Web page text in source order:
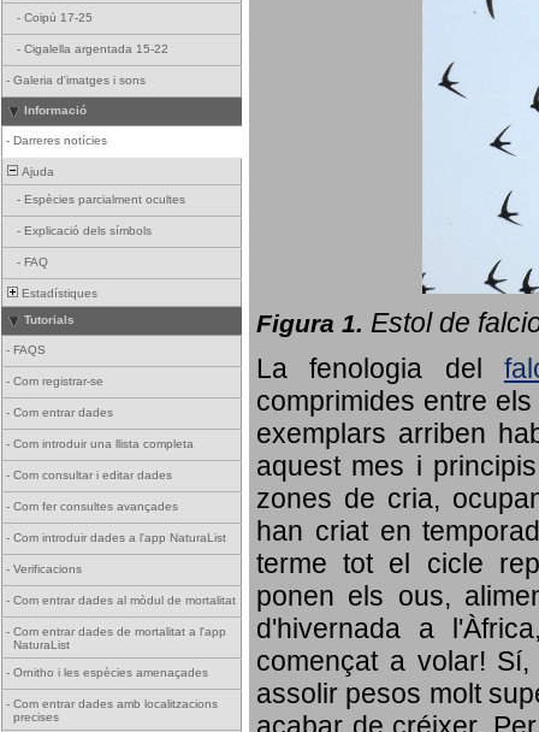
- Coipú 17-25
- Cigalella argentada 15-22
- Galeria d'imatges i sons
Informació
- Darreres notícies
Ajuda
- Espècies parcialment ocultes
- Explicació dels símbols
- FAQ
Estadístiques
Tutorials
- FAQS
- Com registrar-se
- Com entrar dades
- Com introduir una llista completa
- Com consultar i editar dades
- Com fer consultes avançades
- Com introduir dades a l'app NaturaList
- Verificacions
- Com entrar dades al mòdul de mortalitat
- Com entrar dades de mortalitat a l'app
NaturaList
- Ornitho i les espècies amenaçades
- Com entrar dades amb localitzacions
precises
Figura 1. Estol de
La fenologia del
comprimides entre
exemplars arriben
aquest mes i
zones de cria,
han criat en
terme tot el cicle
ponen els ous,
d'hivernada a
començat a volar!
assolir pesos molt